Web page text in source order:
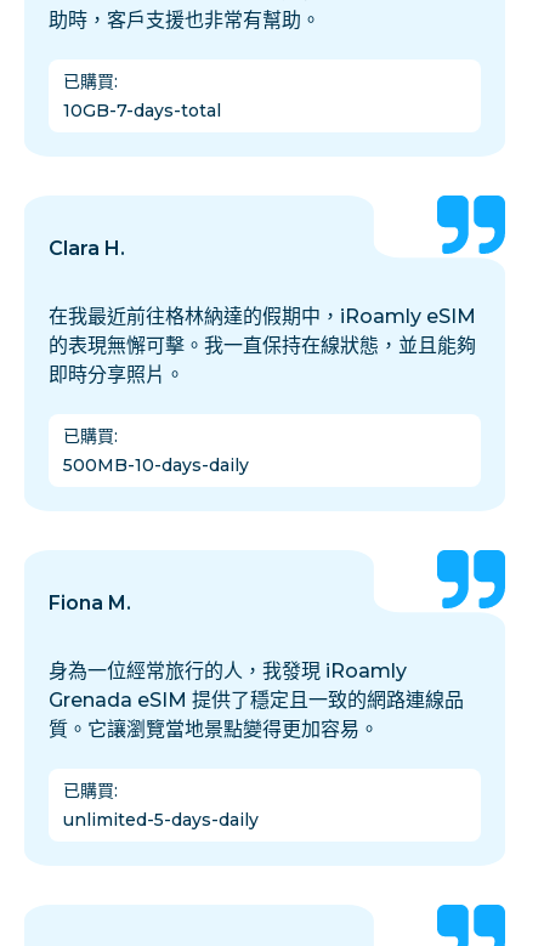
助時，客戶支援也非常有幫助。
已購買:
10GB-7-days-total
Clara H.
在我最近前往格林納達的假期中，iRoamly eSIM
的表現無懈可擊。我一直保持在線狀態，並且能夠
即時分享照片。
已購買:
500MB-10-days-daily
Fiona M.
身為一位經常旅行的人，我發現 iRoamly
Grenada eSIM 提供了穩定且一致的網路連線品
質。它讓瀏覽當地景點變得更加容易。
已購買:
unlimited-5-days-daily